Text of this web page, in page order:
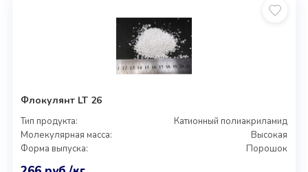
Флокулянт LT 26
Тип продукта:
Катионный полиакриламид
Молекулярная масса:
Высокая
Форма выпуска:
Порошок